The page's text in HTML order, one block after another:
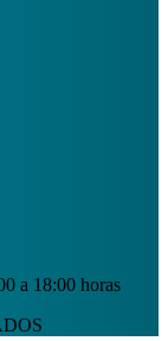
a 18:00 horas